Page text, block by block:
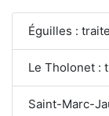
Éguilles :
Le Tholonet :
Saint-Marc-